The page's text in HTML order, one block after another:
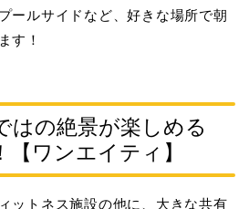
ールサイドなど、好きな場所で朝
す！
はの絶景が楽しめる
【ワンエイティ】
ットネス施設の他に、大きな共有